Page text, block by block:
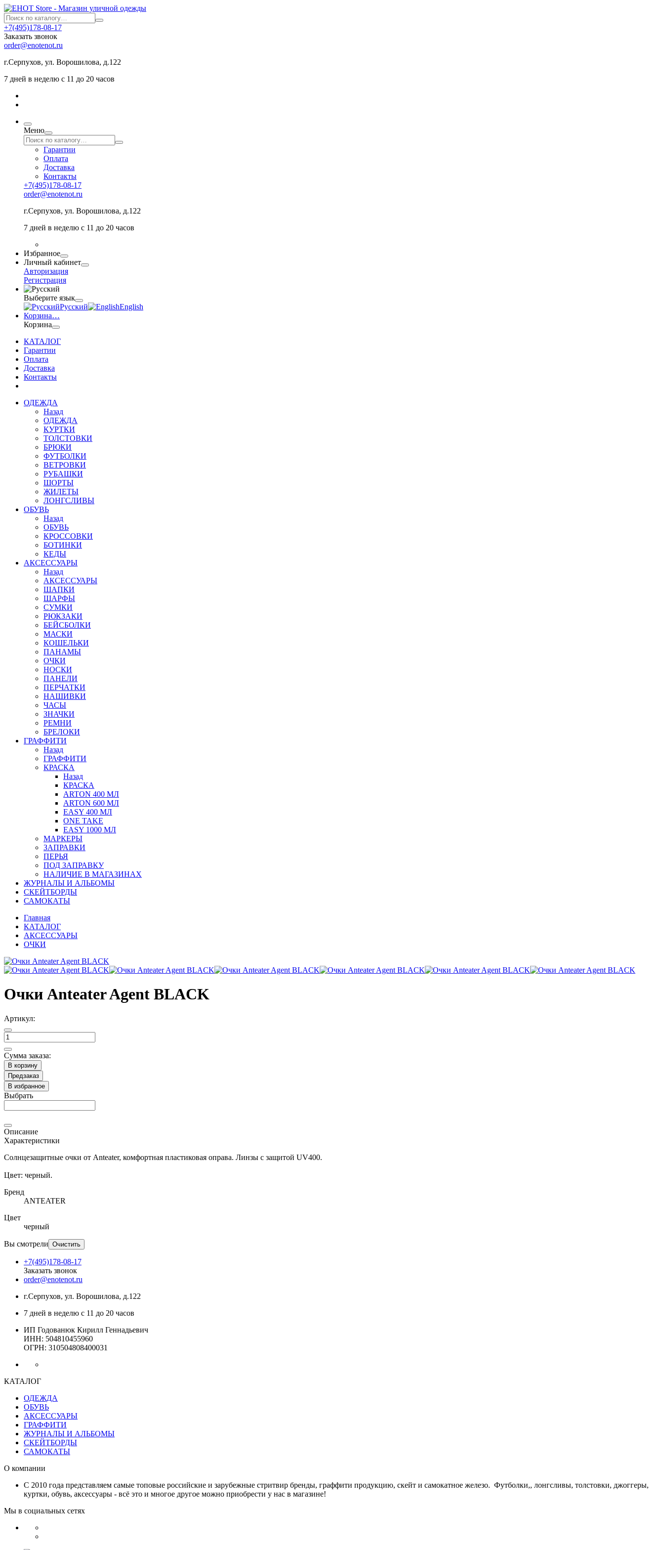
+7(495)178-08-17
Заказать звонок
order@enotenot.ru
г.Серпухов, ул. Ворошилова, д.122
7 дней в неделю с 11 до 20 часов
Меню
Гарантии
Оплата
Доставка
Контакты
+7(495)178-08-17
order@enotenot.ru
г.Серпухов, ул. Ворошилова, д.122
7 дней в неделю с 11 до 20 часов
Избранное
Личный кабинет
Авторизация
Регистрация
Выберите язык
Русский
English
Корзина…
Корзина
КАТАЛОГ
Гарантии
Оплата
Доставка
Контакты
ОДЕЖДА
Назад
ОДЕЖДА
КУРТКИ
ТОЛСТОВКИ
БРЮКИ
ФУТБОЛКИ
ВЕТРОВКИ
РУБАШКИ
ШОРТЫ
ЖИЛЕТЫ
ЛОНГСЛИВЫ
ОБУВЬ
Назад
ОБУВЬ
КРОССОВКИ
БОТИНКИ
КЕДЫ
АКСЕССУАРЫ
Назад
АКСЕССУАРЫ
ШАПКИ
ШАРФЫ
СУМКИ
РЮКЗАКИ
БЕЙСБОЛКИ
МАСКИ
КОШЕЛЬКИ
ПАНАМЫ
ОЧКИ
НОСКИ
ПАНЕЛИ
ПЕРЧАТКИ
НАШИВКИ
ЧАСЫ
ЗНАЧКИ
РЕМНИ
БРЕЛОКИ
ГРАФФИТИ
Назад
ГРАФФИТИ
КРАСКА
Назад
КРАСКА
ARTON 400 МЛ
ARTON 600 МЛ
EASY 400 МЛ
ONE TAKE
EASY 1000 МЛ
МАРКЕРЫ
ЗАПРАВКИ
ПЕРЬЯ
ПОД ЗАПРАВКУ
НАЛИЧИЕ В МАГАЗИНАХ
ЖУРНАЛЫ И АЛЬБОМЫ
СКЕЙТБОРДЫ
САМОКАТЫ
Главная
КАТАЛОГ
АКСЕССУАРЫ
ОЧКИ
Очки Anteater Agent BLACK
Артикул:
Сумма заказа:
В корзину
Предзаказ
В избранное
Выбрать
Описание
Характеристики
Солнцезащитные очки от Anteater, комфортная пластиковая оправа. Линзы с защитой UV400.
Цвет: черный.
Бренд
ANTEATER
Цвет
черный
Вы смотрели Очистить
+7(495)178-08-17
Заказать звонок
order@enotenot.ru
г.Серпухов, ул. Ворошилова, д.122
7 дней в неделю с 11 до 20 часов
ИП Годованюк Кирилл Геннадьевич
ИНН: 504810455960
ОГРН: 310504808400031
КАТАЛОГ
ОДЕЖДА
ОБУВЬ
АКСЕССУАРЫ
ГРАФФИТИ
ЖУРНАЛЫ И АЛЬБОМЫ
СКЕЙТБОРДЫ
САМОКАТЫ
О компании
С 2010 года представляем самые топовые российские и зарубежные стритвир бренды, граффити продукцию, скейт и самокатное железо. Футболки,, лонгсливы, толстовки, джоггеры,
куртки, обувь, аксессуары - всё это и многое другое можно приобрести у нас в магазине!
Мы в социальных сетях